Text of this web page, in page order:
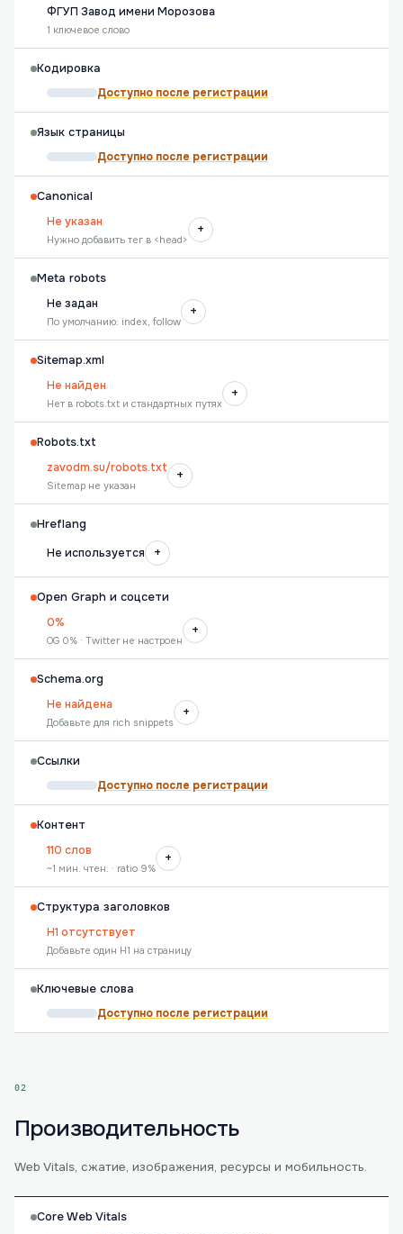
ФГУП Завод имени Морозова
1 ключевое слово
Кодировка
Доступно после регистрации
Язык страницы
Доступно после регистрации
Canonical
Не указан
Нужно добавить тег в <head>
+
Meta robots
Не задан
По умолчанию: index, follow
+
Sitemap.xml
Не найден
Нет в robots.txt и стандартных путях
+
Robots.txt
zavodm.su/robots.txt
Sitemap не указан
+
Hreflang
Не используется
+
Open Graph и соцсети
0%
OG 0% · Twitter не настроен
+
Schema.org
Не найдена
Добавьте для rich snippets
+
Ссылки
Доступно после регистрации
Контент
110 слов
~1 мин. чтен. · ratio 9%
+
Структура заголовков
H1 отсутствует
Добавьте один H1 на страницу
Ключевые слова
Доступно после регистрации
02
Производительность
Web Vitals, сжатие, изображения, ресурсы и мобильность.
Core Web Vitals